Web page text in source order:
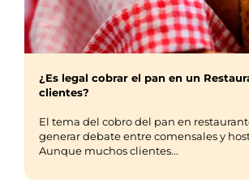
¿Es legal cobrar el pan en un
clientes?
El tema del cobro del pan en
generar debate entre comensales y
Aunque muchos clientes...